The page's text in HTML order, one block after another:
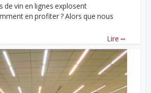
de vin en lignes explosent
en profiter ? Alors que nous
Lire ...